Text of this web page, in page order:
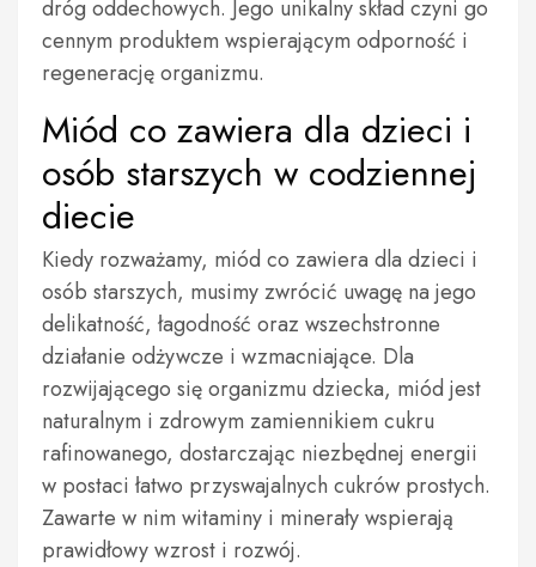
dróg oddechowych. Jego unikalny skład czyni go
cennym produktem wspierającym odporność i
regenerację organizmu.
Miód co zawiera dla dzieci i
osób starszych w codziennej
diecie
Kiedy rozważamy, miód co zawiera dla dzieci i
osób starszych, musimy zwrócić uwagę na jego
delikatność, łagodność oraz wszechstronne
działanie odżywcze i wzmacniające. Dla
rozwijającego się organizmu dziecka, miód jest
naturalnym i zdrowym zamiennikiem cukru
rafinowanego, dostarczając niezbędnej energii
w postaci łatwo przyswajalnych cukrów prostych.
Zawarte w nim witaminy i minerały wspierają
prawidłowy wzrost i rozwój.